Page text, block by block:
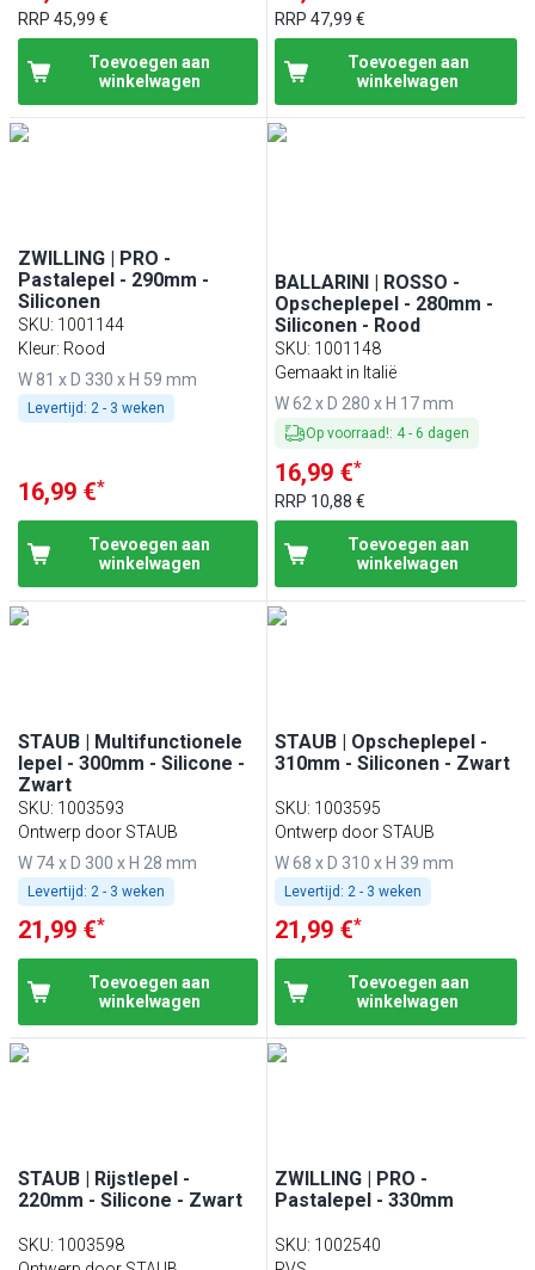
RRP 45,99 €
Toevoegen aan
winkelwagen
RRP47,99 €
Toevoegen aan
winkelwagen
ZWILLING | PRO -
Pastalepel - 290mm -
Siliconen
SKU: 1001144
Kleur: Rood
W 81 x D 330 x H 59 mm
Levertijd: 2 - 3 weken
16,99 €*
Toevoegen aan
winkelwagen
BALLARINI | ROSSO -
Opscheplepel - 280mm -
Siliconen - Rood
SKU: 1001148
Gemaakt in Italië
W 62 x D 280 x H 17 mm
Op voorraad!: 4- 6 dagen
16,99 €*
RRP 10,88 €
Toevoegen aan
winkelwagen
STAUB | Multifunctionele
lepel - 300mm - Silicone -
Zwart
SKU: 1003593
Ontwerp door STAUB
W 74 x D 300 x H 28 mm
Levertijd: 2 - 3 weken
21,99 €*
Toevoegen aan
winkelwagen
STAUB | Opscheplepel -
310mm - Siliconen - Zwart
SKU: 1003595
Ontwerp door STAUB
W 68 x D 310 x H 39 mm
Levertijd: 2 - 3 weken
21,99 €*
Toevoegen aan
winkelwagen
STAUB | Rijstlepel -
220mm - Silicone - Zwart
SKU: 1003598
ZWILLING | PRO -
Pastalepel - 330mm
SKU: 1002540